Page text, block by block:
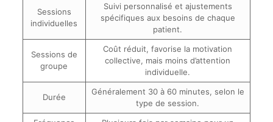
Sessions
individuelles
Suivi personnalisé et ajustements
spécifiques aux besoins de chaque
patient.
Sessions de
groupe
Coût réduit, favorise la motivation
collective, mais moins d’attention
individuelle.
Durée
Généralement 30 à 60 minutes, selon le
type de session.